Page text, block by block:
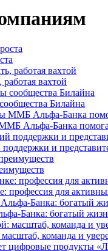
вахтой
Билайна
Альфа-Банка
и
профессия для
Банка: богатый
команда и